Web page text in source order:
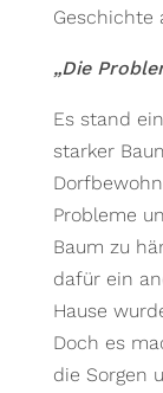
Geschichte
„Die
Es stand
starker
Probleme
Baum zu
dafür ein
Hause
Doch es
die Sorgen